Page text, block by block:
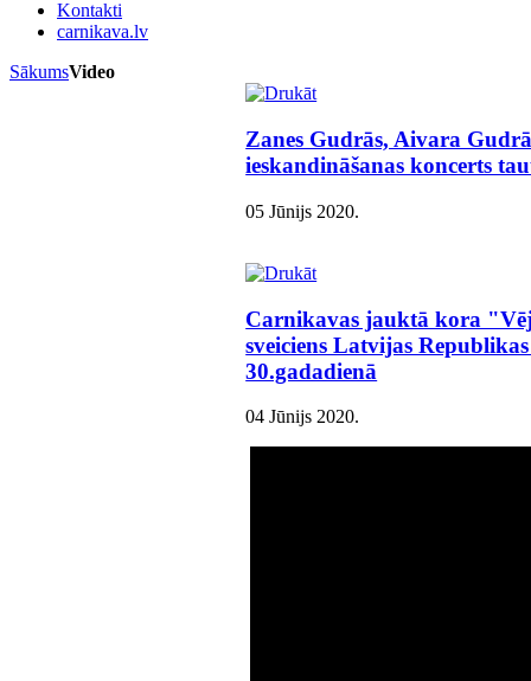
Kontakti
carnikava.lv
SākumsVideo
Zanes Gudrās, Aivara
ieskandināšanas koncerts
05 Jūnijs 2020.
Carnikavas jauktā kora
sveiciens Latvijas
30.gadadienā
04 Jūnijs 2020.